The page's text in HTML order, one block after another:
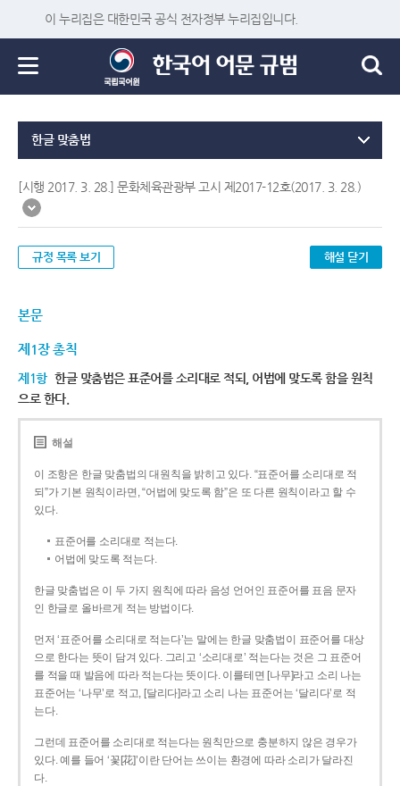
이 누리집은 대한민국 공식 전자정부 누리집입니다.
한글 맞춤법
[시행 2017. 3. 28.] 문화체육관광부 고시 제2017-12호(2017. 3. 28.)
규정 목록 보기 해설 닫기
본문
제1장 총칙
제1항 한글 맞춤법은 표준어를 소리대로 적되, 어법에 맞도록 함을 원칙
으로 한다.
해설
이 조항은 한글 맞춤법의 대원칙을 밝히고 있다. “표준어를 소리대로 적
되”가 기본 원칙이라면, “어법에 맞도록 함”은 또 다른 원칙이라고 할 수
있다.
표준어를 소리대로 적는다.
어법에 맞도록 적는다.
한글 맞춤법은 이 두 가지 원칙에 따라 음성 언어인 표준어를 표음 문자
인 한글로 올바르게 적는 방법이다.
먼저 ‘표준어를 소리대로 적는다’는 말에는 한글 맞춤법이 표준어를 대상
으로 한다는 뜻이 담겨 있다. 그리고 ‘소리대로’ 적는다는 것은 그 표준어
를 적을 때 발음에 따라 적는다는 뜻이다. 이를테면 [나무]라고 소리 나는
표준어는 ‘나무’로 적고, [달리다]라고 소리 나는 표준어는 ‘달리다’로 적
는다.
그런데 표준어를 소리대로 적는다는 원칙만으로 충분하지 않은 경우가
있다. 예를 들어 ‘꽃[花]’이란 단어는 쓰이는 환경에 따라 소리가 달라진
다.